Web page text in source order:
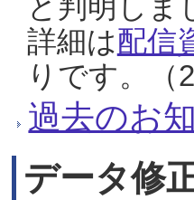
詳細は配信
りです。（
過去のお
データ修